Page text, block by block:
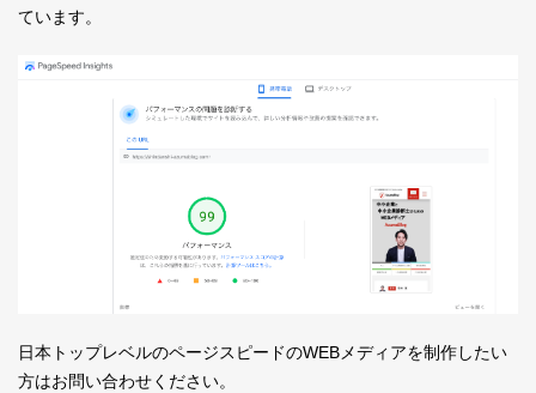
ています。
日本トップレベルのページスピードのWEBメディアを制作したい
方はお問い合わせください。